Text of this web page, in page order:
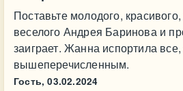
Поставьте молодого,
веселого Андрея Баринова и
заиграет. Жанна испортила
вышеперечисленным.
Гость, 03.02.2024